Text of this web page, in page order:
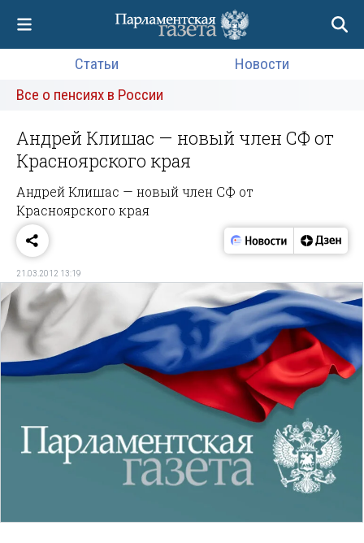
Статьи
Новости
Все о пенсиях в России
Андрей Клишас — новый член СФ от
Красноярского края
Андрей Клишас — новый член СФ от
Красноярского края
21.03.2012 13:19